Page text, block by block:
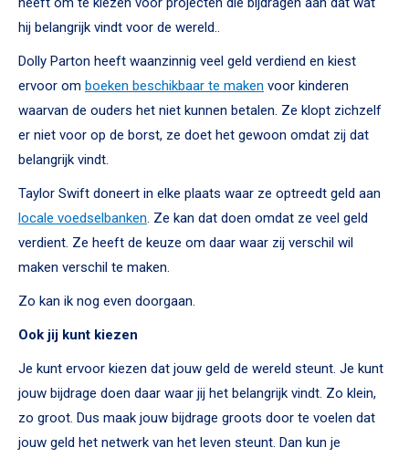
hij belangrijk vindt voor de wereld..
Dolly Parton heeft waanzinnig veel geld verdiend en kiest
ervoor om boeken beschikbaar te maken voor kinderen
waarvan de ouders het niet kunnen betalen. Ze klopt zichzelf
er niet voor op de borst, ze doet het gewoon omdat zij dat
belangrijk vindt.
Taylor Swift doneert in elke plaats waar ze optreedt geld aan
locale voedselbanken. Ze kan dat doen omdat ze veel geld
verdient. Ze heeft de keuze om daar waar zij verschil wil
maken verschil te maken.
Zo kan ik nog even doorgaan.
Ook jij kunt kiezen
Je kunt ervoor kiezen dat jouw geld de wereld steunt. Je kunt
jouw bijdrage doen daar waar jij het belangrijk vindt. Zo klein,
zo groot. Dus maak jouw bijdrage groots door te voelen dat
jouw geld het netwerk van het leven steunt. Dan kun je